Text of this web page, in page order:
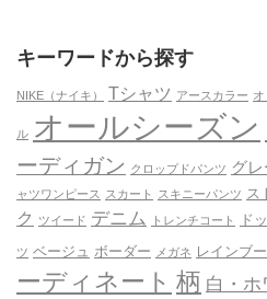
キーワードから探す
NIKE（ナイキ） Tシャツ アースカラー
ル オールシーズン
ーディガン クロップドパンツ グ
ャツワンピース
スカート スキニーパンツ ス
ク
ツイード デニム トレンチコート ド
ツ ベージュ ボーダー メガネ レインブ
ーディネート 柄 白・ホ